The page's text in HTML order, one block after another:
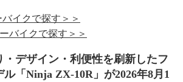
イクで探す＞＞
バイクで探す＞＞
・デザイン・利便性を刷新したフ
「Ninja ZX-10R」が2026年8月1